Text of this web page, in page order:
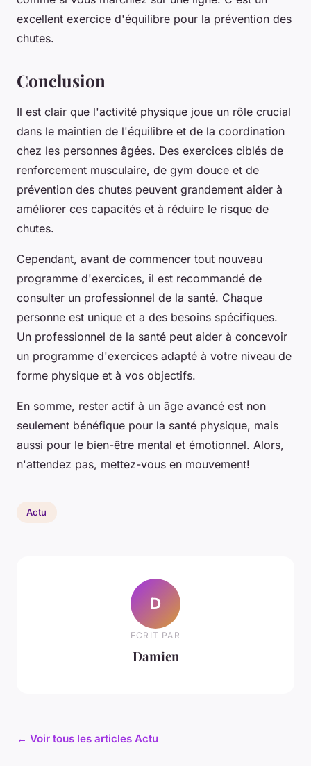
excellent exercice d'équilibre pour la prévention des
chutes.
Conclusion
Il est clair que l'activité physique joue un rôle crucial
dans le maintien de l'équilibre et de la coordination
chez les personnes âgées. Des exercices ciblés de
renforcement musculaire, de gym douce et de
prévention des chutes peuvent grandement aider à
améliorer ces capacités et à réduire le risque de
chutes.
Cependant, avant de commencer tout nouveau
programme d'exercices, il est recommandé de
consulter un professionnel de la santé. Chaque
personne est unique et a des besoins spécifiques.
Un professionnel de la santé peut aider à concevoir
un programme d'exercices adapté à votre niveau de
forme physique et à vos objectifs.
En somme, rester actif à un âge avancé est non
seulement bénéfique pour la santé physique, mais
aussi pour le bien-être mental et émotionnel. Alors,
n'attendez pas, mettez-vous en mouvement!
Actu
D
ECRIT PAR
Damien
← Voir tous les articles Actu